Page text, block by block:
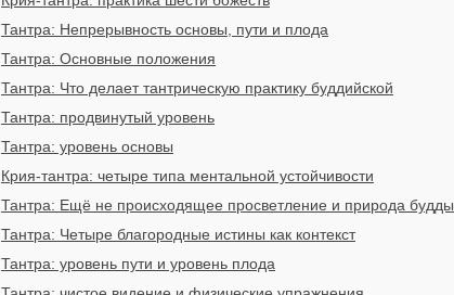
Тантра: Непрерывность основы, пути и плода
Тантра: Основные положения
Тантра: Что делает тантрическую практику буддийской
Тантра: продвинутый уровень
Тантра: уровень основы
Крия-тантра: четыре типа ментальной устойчивости
Тантра: Ещё не происходящее просветление и природа будды
Тантра: Четыре благородные истины как контекст
Тантра: уровень пути и уровень плода